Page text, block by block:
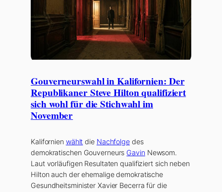
Gouverneurswahl in Kalifornien: Der
Republikaner Steve Hilton qualifiziert
sich wohl für die Stichwahl im
November
Kalifornien wählt die Nachfolgedes
demokratischen Gouverneurs Gavin Newsom.
Laut vorläufigen Resultaten qualifiziert sich neben
Hilton auch der ehemalige demokratische
Gesundheitsminister Xavier Becerra für die